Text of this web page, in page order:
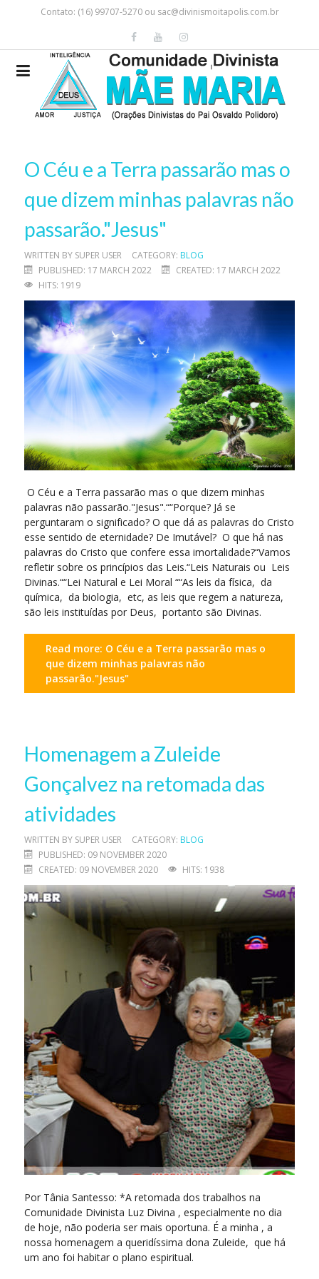
Contato: (16) 99707-5270 ou sac@divinismoitapolis.com.br
O Céu e a Terra passarão mas o
que dizem minhas palavras não
passarão."Jesus"
WRITTEN BY SUPER USER CATEGORY: BLOG
PUBLISHED: 17 MARCH 2022
CREATED: 17 MARCH 2022
HITS: 1919
O Céu e a Terra passarão mas o que dizem minhas
palavras não passarão."Jesus".““Porque? Já se
perguntaram o significado? O que dá as palavras do Cristo
esse sentido de eternidade? De Imutável? O que há nas
palavras do Cristo que confere essa imortalidade?“Vamos
refletir sobre os princípios das Leis.“Leis Naturais ou Leis
Divinas.““Lei Natural e Lei Moral ““As leis da física, da
química, da biologia, etc, as leis que regem a natureza,
são leis instituídas por Deus, portanto são Divinas.
Read more: O Céu e a Terra passarão mas o
que dizem minhas palavras não
passarão."Jesus"
Homenagem a Zuleide
Gonçalvez na retomada das
atividades
WRITTEN BY SUPER USER CATEGORY: BLOG
PUBLISHED: 09 NOVEMBER 2020
CREATED: 09 NOVEMBER 2020
HITS: 1938
Por Tânia Santesso: *A retomada dos trabalhos na
Comunidade Divinista Luz Divina , especialmente no dia
de hoje, não poderia ser mais oportuna. É a minha , a
nossa homenagem a queridíssima dona Zuleide, que há
um ano foi habitar o plano espiritual.